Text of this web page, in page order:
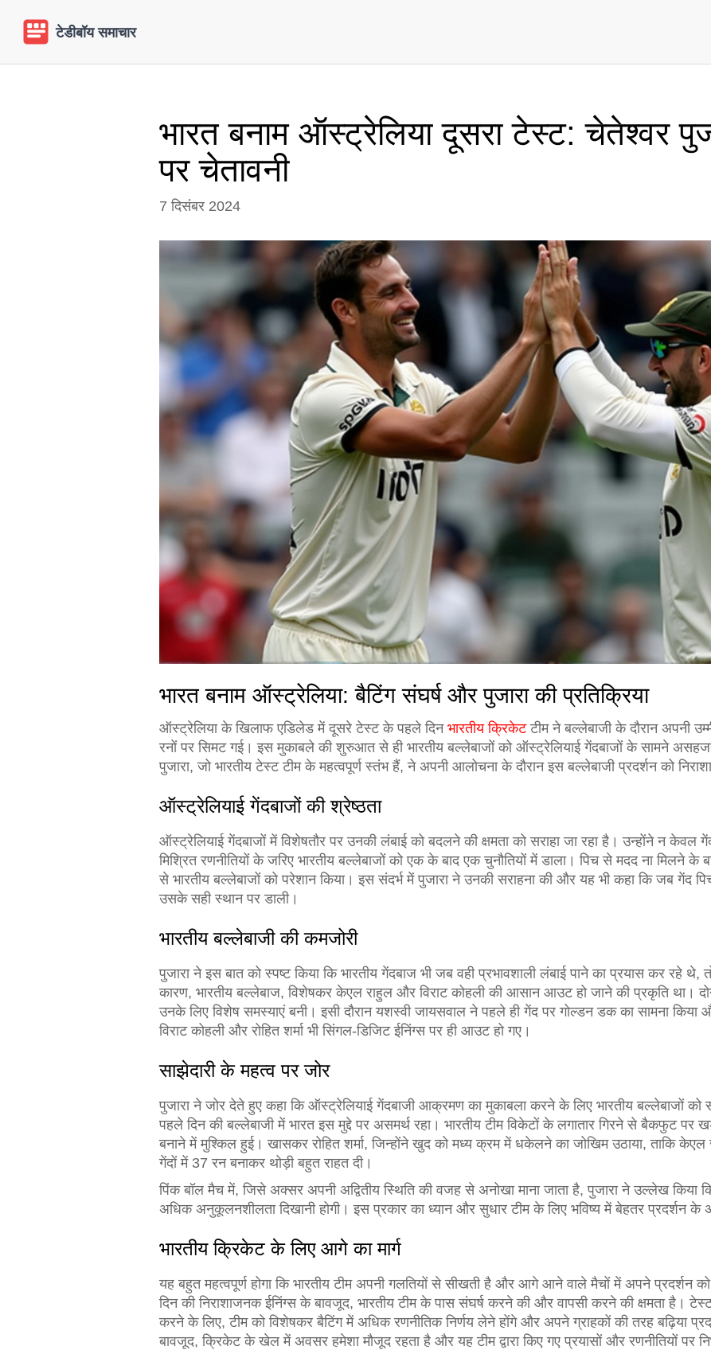
भारत बनाम ऑस्ट्रेलिया दूसरा टेस्ट: चेतेश्वर
पर चेतावनी
7 दिसंबर 2024
भारत बनाम ऑस्ट्रेलिया: बैटिंग संघर्ष और पुजारा की प्रतिक्रिया
ऑस्ट्रेलिया के खिलाफ एडिलेड में दूसरे टेस्ट के पहले दिन भारतीय क्रिकेटटीम ने बल्लेबाजी के दौरान अपनी
रनों पर सिमट गई। इस मुकाबले की शुरुआत से ही भारतीय बल्लेबाजों को ऑस्ट्रेलियाई गेंदबाजों के सामने
पुजारा, जो भारतीय टेस्ट टीम के महत्वपूर्ण स्तंभ हैं, ने अपनी आलोचना के दौरान इस बल्लेबाजी प्रदर्शन को
ऑस्ट्रेलियाई गेंदबाजों की श्रेष्ठता
ऑस्ट्रेलियाई गेंदबाजों में विशेषतौर पर उनकी लंबाई को बदलने की क्षमता को सराहा जा रहा है। उन्होंने न केवल
मिश्रित रणनीतियों के जरिए भारतीय बल्लेबाजों को एक के बाद एक चुनौतियों में डाला। पिच से मदद ना मिलने
से भारतीय बल्लेबाजों को परेशान किया। इस संदर्भ में पुजारा ने उनकी सराहना की और यह भी कहा कि जब गेंद
उसके सही स्थान पर डाली।
भारतीय बल्लेबाजी की कमजोरी
पुजारा ने इस बात को स्पष्ट किया कि भारतीय गेंदबाज भी जब वही प्रभावशाली लंबाई पाने का प्रयास कर रहे
कारण, भारतीय बल्लेबाज, विशेषकर केएल राहुल और विराट कोहली की आसान आउट हो जाने की प्रकृति था।
उनके लिए विशेष समस्याएं बनी। इसी दौरान यशस्वी जायसवाल ने पहले ही गेंद पर गोल्डन डक का सामना
विराट कोहली और रोहित शर्मा भी सिंगल-डिजिट ईनिंग्स पर ही आउट हो गए।
साझेदारी के महत्व पर जोर
पुजारा ने जोर देते हुए कहा कि ऑस्ट्रेलियाई गेंदबाजी आक्रमण का मुकाबला करने के लिए भारतीय बल्लेबाजों को
पहले दिन की बल्लेबाजी में भारत इस मुद्दे पर असमर्थ रहा। भारतीय टीम विकेटों के लगातार गिरने से बैकफुट
बनाने में मुश्किल हुई। खासकर रोहित शर्मा, जिन्होंने खुद को मध्य क्रम में धकेलने का जोखिम उठाया, ताकि
गेंदों में 37 रन बनाकर थोड़ी बहुत राहत दी।
पिंक बॉल मैच में, जिसे अक्सर अपनी अद्वितीय स्थिति की वजह से अनोखा माना जाता है, पुजारा ने उल्लेख
अधिक अनुकूलनशीलता दिखानी होगी। इस प्रकार का ध्यान और सुधार टीम के लिए भविष्य में बेहतर प्रदर्शन
भारतीय क्रिकेट के लिए आगे का मार्ग
यह बहुत महत्वपूर्ण होगा कि भारतीय टीम अपनी गलतियों से सीखती है और आगे आने वाले मैचों में अपने प्रदर्शन
दिन की निराशाजनक ईनिंग्स के बावजूद, भारतीय टीम के पास संघर्ष करने की और वापसी करने की क्षमता है।
करने के लिए, टीम को विशेषकर बैटिंग में अधिक रणनीतिक निर्णय लेने होंगे और अपने ग्राहकों की तरह बढ़िया
बावजूद, क्रिकेट के खेल में अवसर हमेशा मौजूद रहता है और यह टीम द्वारा किए गए प्रयासों और रणनीतियों पर